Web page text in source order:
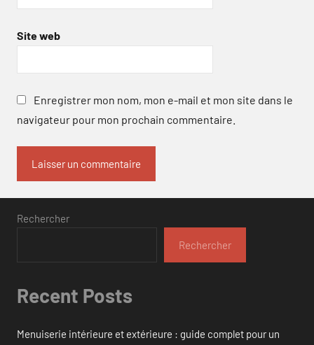
Site web
Enregistrer mon nom, mon e-mail et mon site dans le
navigateur pour mon prochain commentaire.
Rechercher
Rechercher
Recent Posts
Menuiserie intérieure et extérieure : guide complet pour un